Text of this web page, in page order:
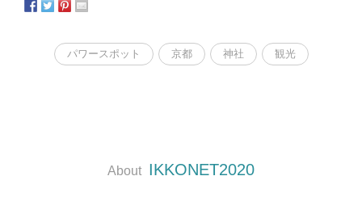
パワースポット 京都 神社 観光
About IKKONET2020